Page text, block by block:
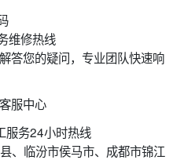
维修热线
答您的疑问，专业团队快速响
服中心
服务24小时热线
、临汾市侯马市、成都市锦江